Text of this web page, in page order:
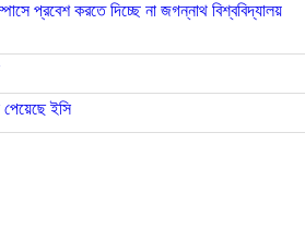
প্রবেশ করতে দিচ্ছে না জগন্নাথ বিশ্ববিদ্যালয়
পেয়েছে ইসি